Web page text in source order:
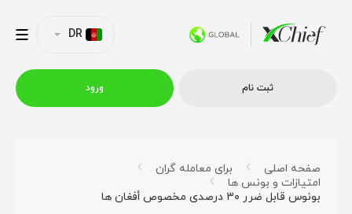
پلتفورم ها
DR
ثبت نام ورود
صفحه اصلی
برای معامله گران
امتیازات و بونس ها
بونوس قابل ضرر ۳۰ درصدی مخصوص أفغان ها